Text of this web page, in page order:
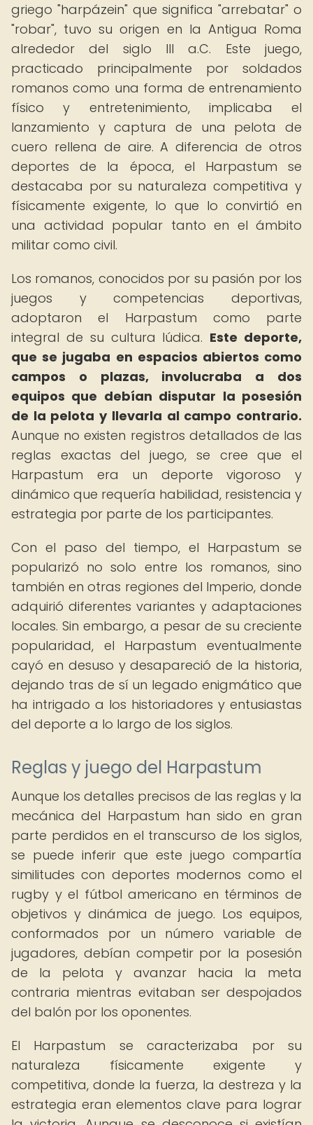
griego "harpázein" que significa "arrebatar" o
"robar", tuvo su origen en la Antigua Roma
alrededor del siglo III a.C. Este juego,
practicado principalmente por soldados
romanos como una forma de entrenamiento
físico y entretenimiento, implicaba el
lanzamiento y captura de una pelota de
cuero rellena de aire. A diferencia de otros
deportes de la época, el Harpastum se
destacaba por su naturaleza competitiva y
físicamente exigente, lo que lo convirtió en
una actividad popular tanto en el ámbito
militar como civil.
Los romanos, conocidos por su pasión por los
juegos y competencias deportivas,
adoptaron el Harpastum como parte
integral de su cultura lúdica. Este deporte,
que se jugaba en espacios abiertos como
campos o plazas, involucraba a dos
equipos que debían disputar la posesión
de la pelota y llevarla al campo contrario.
Aunque no existen registros detallados de las
reglas exactas del juego, se cree que el
Harpastum era un deporte vigoroso y
dinámico que requería habilidad, resistencia y
estrategia por parte de los participantes.
Con el paso del tiempo, el Harpastum se
popularizó no solo entre los romanos, sino
también en otras regiones del Imperio, donde
adquirió diferentes variantes y adaptaciones
locales. Sin embargo, a pesar de su creciente
popularidad, el Harpastum eventualmente
cayó en desuso y desapareció de la historia,
dejando tras de sí un legado enigmático que
ha intrigado a los historiadores y entusiastas
del deporte a lo largo de los siglos.
Reglas y juego del Harpastum
Aunque los detalles precisos de las reglas y la
mecánica del Harpastum han sido en gran
parte perdidos en el transcurso de los siglos,
se puede inferir que este juego compartía
similitudes con deportes modernos como el
rugby y el fútbol americano en términos de
objetivos y dinámica de juego. Los equipos,
conformados por un número variable de
jugadores, debían competir por la posesión
de la pelota y avanzar hacia la meta
contraria mientras evitaban ser despojados
del balón por los oponentes.
El Harpastum se caracterizaba por su
naturaleza físicamente exigente y
competitiva, donde la fuerza, la destreza y la
estrategia eran elementos clave para lograr